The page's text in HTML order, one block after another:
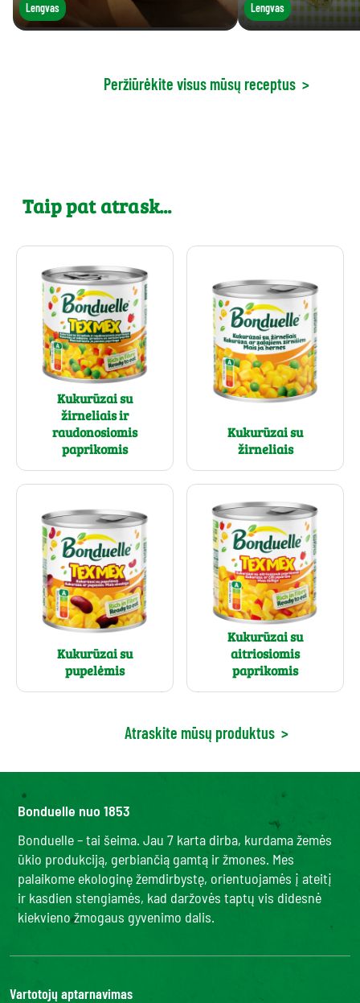
Lengvas Lengvas
Peržiūrėkite visus mūsų receptus >
Taip pat atrask...
Kukurūzai su
žirneliais ir
raudonosiomis
paprikomis
Kukurūzai su
žirneliais
Kukurūzai su
pupelėmis
Kukurūzai su
aitriosiomis
paprikomis
Atraskite mūsų produktus >
Bonduelle nuo 1853
Bonduelle – tai šeima. Jau 7 karta dirba, kurdama žemės
ūkio produkciją, gerbiančią gamtą ir žmones. Mes
palaikome ekologinę žemdirbystę, orientuojamės į ateitį
ir kasdien stengiamės, kad daržovės taptų vis didesnė
kiekvieno žmogaus gyvenimo dalis.
Vartotojų aptarnavimas